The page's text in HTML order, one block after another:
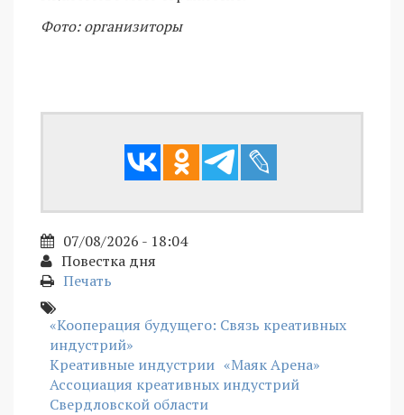
Фото: организиторы
07/08/2026 - 18:04
Повестка дня
Печать
«Кооперация будущего: Связь креативных
индустрий»
Креативные индустрии «Маяк Арена»
Ассоциация креативных индустрий
Свердловской области